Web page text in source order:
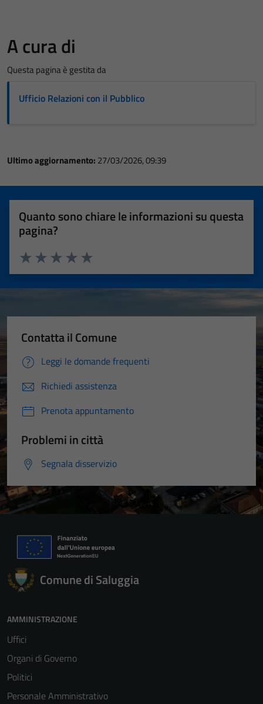
A cura di
Questa pagina è gestita da
Ufficio Relazioni con il Pubblico
Ultimo aggiornamento: 27/03/2026, 09:39
Quanto sono chiare le informazioni su questa
pagina?
Valuta 5 stelle su 5
Valuta 4 stelle su 5
Valuta 3 stelle su 5
Valuta 2 stelle su 5
Valuta 1 stelle su 5
Contatta il Comune
Leggi le domande frequenti
Richiedi assistenza
Prenota appuntamento
Problemi in città
Segnala disservizio
Comune di Saluggia
AMMINISTRAZIONE
Uffici
Organi di Governo
Politici
Personale Amministrativo